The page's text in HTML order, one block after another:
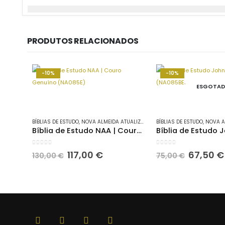
PRODUTOS RELACIONADOS
-10%
BÍBLIAS DE ESTUDO, NOVA ALMEIDA ATUALIZADA
Bíblia de Estudo NAA | Couro Genuíno (NA085E)
130,00€ O
preço
130,00 €.
117,00 €O
117,00 €.
-10%
BÍBLIAS DE ESTUDO, NOVA
75,00€ O
preço
75,00
67,50 €O